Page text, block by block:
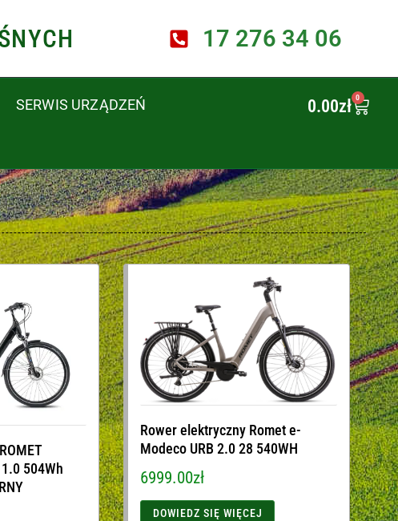
17 276 34 06
SERWIS URZĄDZEŃ 0.00zł 0
1.0 504Wh
Rower elektryczny Romet e-
Modeco URB 2.0 28 540WH
6999.00zł
DOWIEDZ SIĘ WIĘCEJ